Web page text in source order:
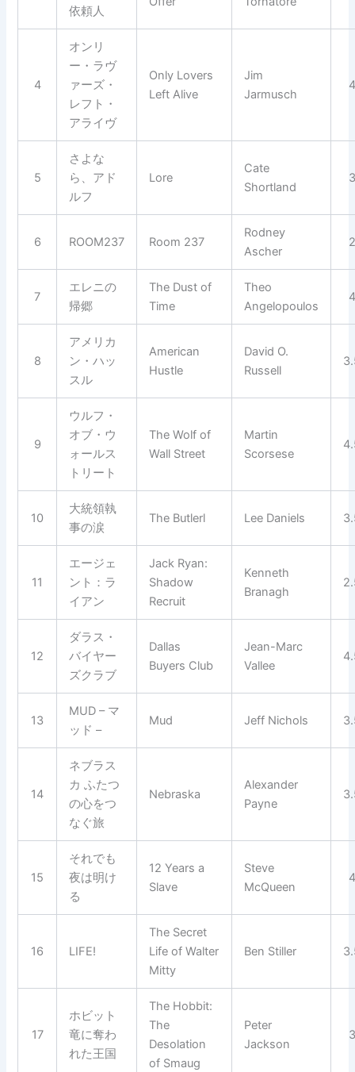
依頼人
4
オンリ
ー・ラヴ
ァーズ・
レフト・
アライヴ
Only Lovers
Left Alive
Jim
Jarmusch
4
5
さよな
ら、アド
ルフ
Lore
Cate
Shortland
3
6 ROOM237 Room 237
Rodney
Ascher
2
7
エレニの
帰郷
The Dust of
Time
Theo
Angelopoulos
4
8
アメリカ
ン・ハッ
スル
American
Hustle
David O.
Russell
9
ウルフ・
オブ・ウ
ォールス
トリート
The Wolf of
Wall Street
Martin
Scorsese
10
大統領執
事の涙
The Butlerl Lee Daniels
11
エージェ
ント：ラ
イアン
Jack Ryan:
Shadow
Recruit
Kenneth
Branagh
12
ダラス・
バイヤー
ズクラブ
Dallas
Buyers Club
Jean-Marc
Vallee
13
MUD – マ
ッド –
Mud Jeff Nichols
14
ネブラス
カ ふたつ
の心をつ
なぐ旅
Nebraska
Alexander
Payne
15
それでも
夜は明け
る
12 Years a
Slave
Steve
McQueen
4
16 LIFE!
The Secret
Life of Walter
Mitty
Ben Stiller
17
ホビット
竜に奪わ
れた王国
The Hobbit:
The
Desolation
of Smaug
Peter
Jackson
3